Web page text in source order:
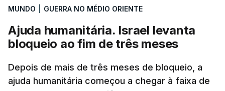
MUNDO GUERRA NO MÉDIO ORIENTE
Ajuda humanitária. Israel levanta
bloqueio ao fim de três meses
Depois de mais de três meses de bloqueio, a
ajuda humanitária começou a chegar à faixa de